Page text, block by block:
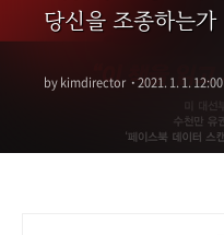
당신을 조종하는가
by kimdirector ·2021. 1. 1. 12:00